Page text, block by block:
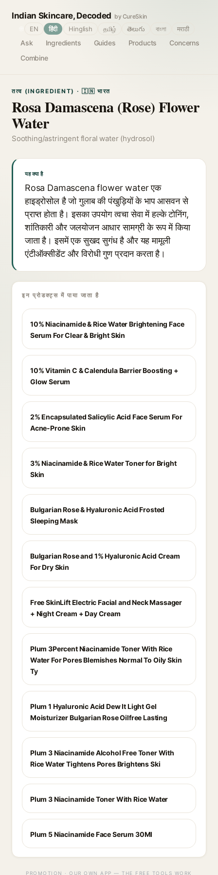
Indian Skincare, Decoded by CureSkin
Ask Ingredients Guides Products
Concerns
Combine
EN हिंदी Hinglish தமிழ் తెలుగు বাংলা मराठी
तत्व (INGREDIENT) · 🇮🇳 भारत
Rosa Damascena (Rose) Flower
Water
Soothing/astringent floral water (hydrosol)
यह क्या है
Rosa Damascena flower water एक
हाइड्रोसोल है जो गुलाब की पंखुड़ियों के भाप आसवन से
प्राप्त होता है। इसका उपयोग त्वचा सेवा में हल्के टोनिंग,
शांतिकारी और जलयोजन आधार सामग्री के रूप में किया
जाता है। इसमें एक सुखद सुगंध है और यह मामूली
एंटीऑक्सीडेंट और विरोधी गुण प्रदान करता है।
इन प्रोडक्ट्स में पाया जाता है
10% Niacinamide & Rice Water Brightening Face
Serum For Clear & Bright Skin
10% Vitamin C & Calendula Barrier Boosting +
Glow Serum
2% Encapsulated Salicylic Acid Face Serum For
Acne-Prone Skin
3% Niacinamide & Rice Water Toner for Bright
Skin
Bulgarian Rose & Hyaluronic Acid Frosted
Sleeping Mask
Bulgarian Rose and 1% Hyaluronic Acid Cream
For Dry Skin
Free SkinLift Electric Facial and Neck Massager
+ Night Cream + Day Cream
Plum 3Percent Niacinamide Toner With Rice
Water For Pores Blemishes Normal To Oily Skin
Ty
Plum 1 Hyaluronic Acid Dew It Light Gel
Moisturizer Bulgarian Rose Oilfree Lasting
Plum 3 Niacinamide Alcohol Free Toner With
Rice Water Tightens Pores Brightens Ski
Plum 3 Niacinamide Toner With Rice Water
Plum 5 Niacinamide Face Serum 30Ml
PROMOTION · OUR OWN APP — THE FREE TOOLS WORK